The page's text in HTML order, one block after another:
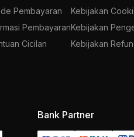
Pembayaran
Pembayaran
Cicilan
Kebijakan
Kebijakan
Kebijakan
Bank Partner